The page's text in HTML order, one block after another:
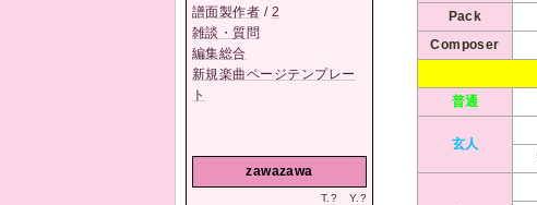
Pack
Composer
普通
玄人
譜面製作者 / 2
雑談・質問
編集総合
新規楽曲ページテンプレー
ト
zawazawa
T. ? Y. ?